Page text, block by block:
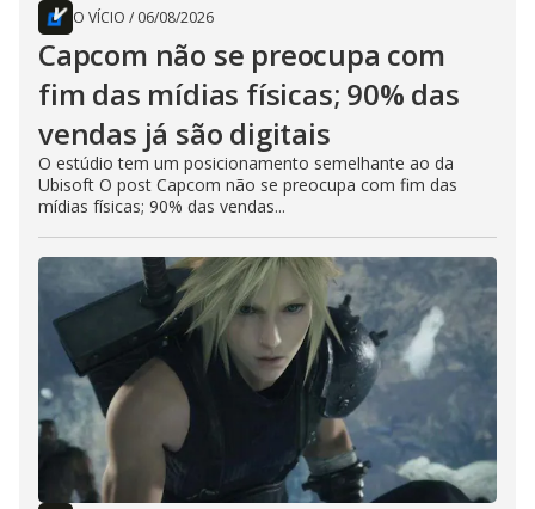
O VÍCIO / 06/08/2026
Capcom não se preocupa com
fim das mídias físicas; 90% das
vendas já são digitais
O estúdio tem um posicionamento semelhante ao da
Ubisoft O post Capcom não se preocupa com fim das
mídias físicas; 90% das vendas...